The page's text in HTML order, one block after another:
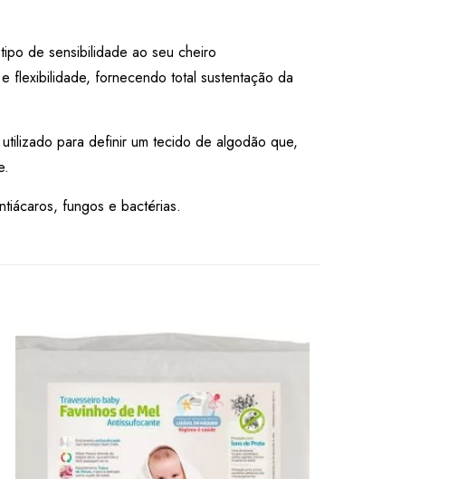
de sensibilidade ao seu cheiro
flexibilidade, fornecendo total sustentação da
para definir um tecido de algodão que,
fungos e bactérias.